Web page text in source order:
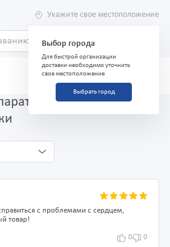
Укажите свое местоположение
Выбор города
Для быстрой организации
доставки необходимо уточнить
свое местоположение
Выбрать город
Престилол 5 мг/10
с проблемами с сердцем,
товар!
0 0